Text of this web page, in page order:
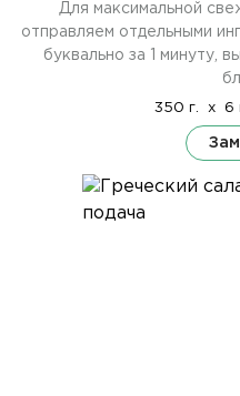
Для максимальной
отправляем отдельными
буквально за 1 минуту,
350 г. x 6